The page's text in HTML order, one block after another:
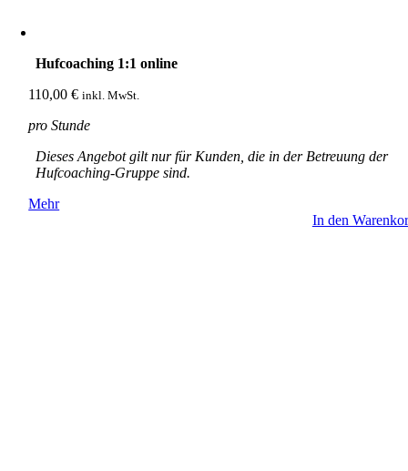
Hufcoaching 1:1 online
110,00€ inkl. MwSt.
pro Stunde
Dieses Angebot gilt nur für Kunden, die in der Betreuung der
Hufcoaching-Gruppe sind.
Mehr
In den